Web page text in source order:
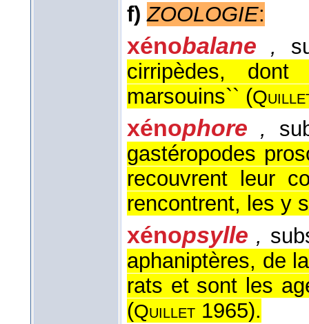
f) ZOOLOGIE:
xénobalane ,
cirripèdes,
marsouins`` (
xénophore ,
gastéropodes
recouvrent leur
rencontrent, les y
xénopsylle ,
aphaniptères, de
rats et sont les
(Quillet 1965).